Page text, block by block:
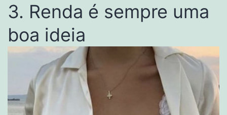
3. Renda é sempre uma
boa ideia